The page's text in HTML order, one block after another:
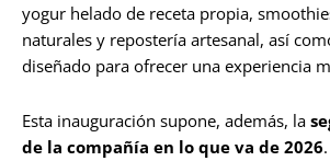
yogur helado de receta propia,
naturales y repostería artesanal, así
diseñado para ofrecer una experiencia
Esta inauguración supone, además, la
de la compañía en lo que va de 2026